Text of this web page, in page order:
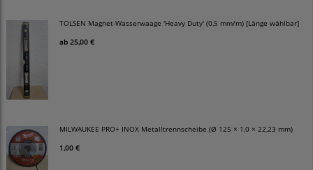
TOLSEN Magnet-Wasserwaage 'Heavy Duty' (0,5 mm/m) [Länge wählbar]
ab 25,00 €
MILWAUKEE PRO+ INOX Metalltrennscheibe (Ø 125 × 1,0 × 22,23 mm)
1,00 €